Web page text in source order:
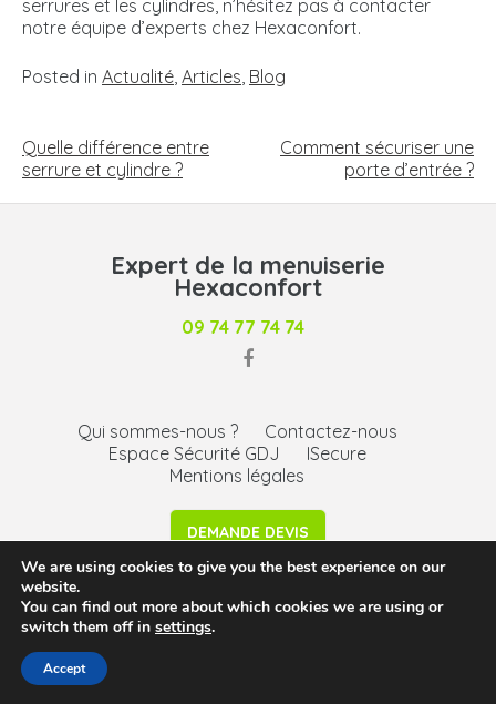
serrures et les cylindres, n’hésitez pas à contacter
notre équipe d’experts chez Hexaconfort.
Posted in Actualité Articles Blog
NAVIGATION
DE
L’ARTICLE
Quelle différence entre
serrure et cylindre ?
Comment sécuriser une
porte d’entrée ?
Expert de la menuiserie
Hexaconfort
09 74 77 74 74
Qui sommes-nous ?
Contactez-nous
Espace Sécurité GDJ
ISecure
Mentions légales
DEMANDE DEVIS
Siège social : 232 Avenue de l’Epinette – 33500 Libourne -
Agence Bassin d’Arcachon - ©2026 -
We are using cookies to give you the best experience on our
website.
You can find out more about which cookies we are using or
switch them off in settings.
Accept